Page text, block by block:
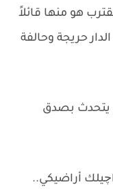
هو منها قائلاً
حريجة وحالفة
يتحدث بصدق
أراضيكي..